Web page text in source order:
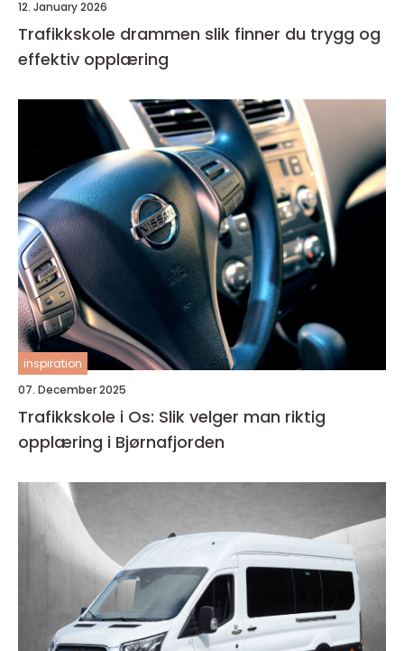
12. January 2026
Trafikkskole drammen slik finner du trygg og
effektiv opplæring
inspiration
07. December 2025
Trafikkskole i Os: Slik velger man riktig
opplæring i Bjørnafjorden